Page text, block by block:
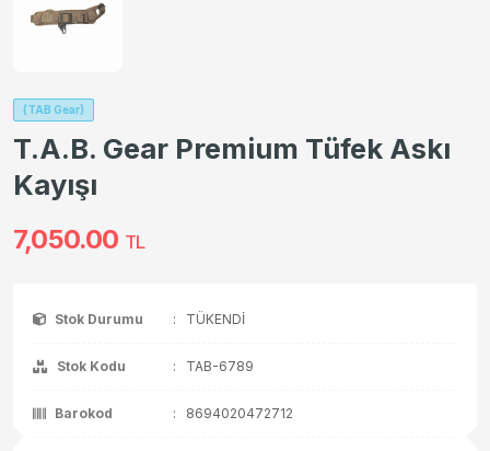
(TAB Gear)
T.A.B. Gear Premium Tüfek Askı
Kayışı
7,050.00 TL
Stok Durumu : TÜKENDİ
Stok Kodu : TAB-6789
Barokod : 8694020472712